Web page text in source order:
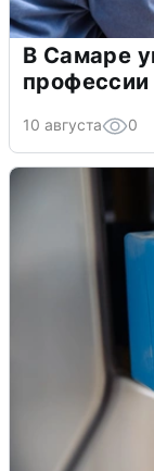
В Самаре
профессии
10 августа 0